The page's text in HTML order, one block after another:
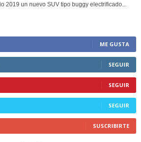
2019 un nuevo SUV tipo buggy electrificado...
ME GUSTA
SEGUIR
SEGUIR
SEGUIR
SUSCRIBIRTE